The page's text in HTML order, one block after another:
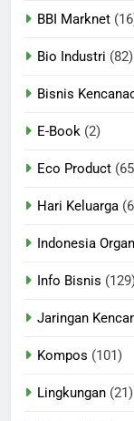
BBI Marknet
Bio Industri (82)
Bisnis
E-Book (2)
Eco Product
Hari Keluarga
Indonesia
Info Bisnis
Jaringan
Kompos (101)
Lingkungan (21)